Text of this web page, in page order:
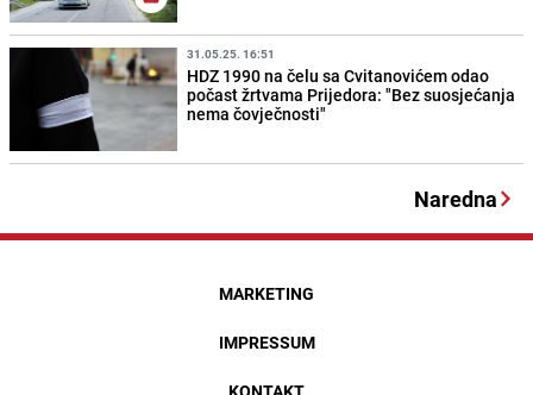
31.05.25. 16:51
HDZ 1990 na čelu sa Cvitanovićem odao
počast žrtvama Prijedora: "Bez suosjećanja
nema čovječnosti"
Naredna
MARKETING
IMPRESSUM